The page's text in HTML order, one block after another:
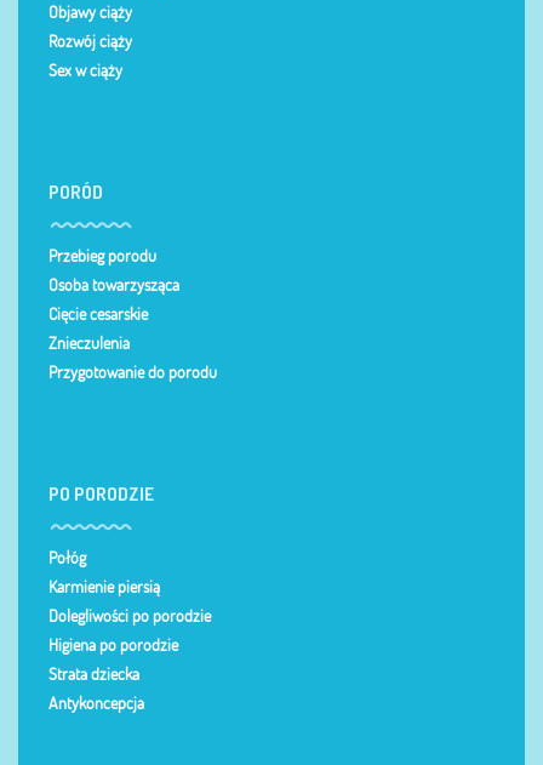
Objawy ciąży
Rozwój ciąży
Sex w ciąży
PORÓD
Przebieg porodu
Osoba towarzysząca
Cięcie cesarskie
Znieczulenia
Przygotowanie do porodu
PO PORODZIE
Połóg
Karmienie piersią
Dolegliwości po porodzie
Higiena po porodzie
Strata dziecka
Antykoncepcja